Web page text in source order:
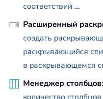
соответствий ...
Расширенный
создать
раскрывающийся
в раскрывающемся
Менеджер столбцов:
количество столбцов